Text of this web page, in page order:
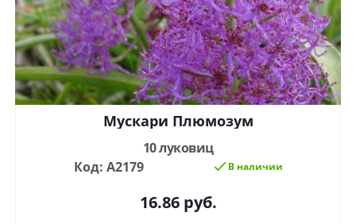
Мускари Плюмозум
10 луковиц
Код: А2179
В наличии
16.86руб.